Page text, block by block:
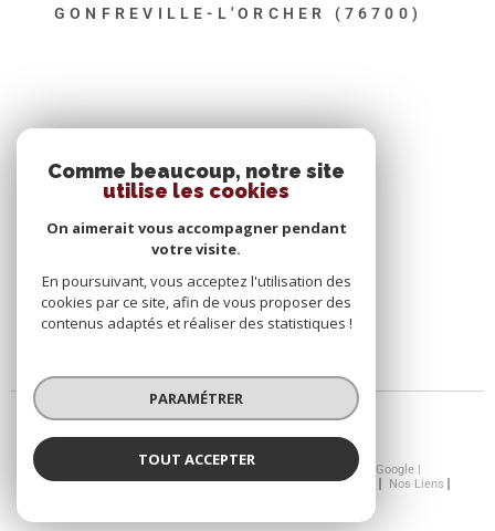
GONFREVILLE-L'ORCHER (76700)
© 2026 | Tous droits réservés | Traduction powered by Google |
Nos Honoraires
Plan Du Site Mentions Légales Admin
Nos Liens
Comme beaucoup, notre site
utilise les cookies
On aimerait vous accompagner pendant
votre visite.
En poursuivant, vous acceptez l'utilisation des
cookies par ce site, afin de vous proposer des
contenus adaptés et réaliser des statistiques !
PARAMÉTRER
TOUT ACCEPTER